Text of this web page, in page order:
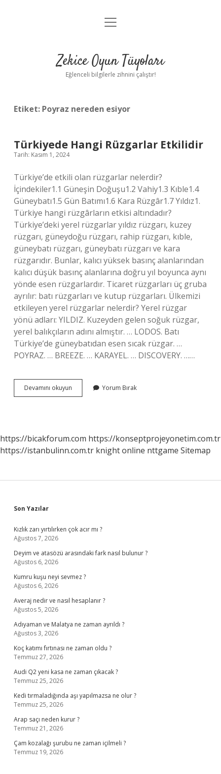
Anasayfa
Yasal Uyarı
menüyü
Zekice Oyun Tüyoları
Eğlenceli bilgilerle zihnini çalıştır!
Etiket: Poyraz nereden esiyor
Türkiyede Hangi Rüzgarlar Etkilidir
Tarih: Kasım 1, 2024
Türkiye’de etkili olan rüzgarlar nelerdir?
İçindekiler1.1 Güneşin Doğuşu1.2 Vahiy1.3 Kıble1.4
Güneybatı1.5 Gün Batımı1.6 Kara Rüzgâr1.7 Yıldız1.
Türkiye hangi rüzgârların etkisi altındadır?
Türkiye’deki yerel rüzgarlar yıldız rüzgarı, kuzey
rüzgarı, güneydoğu rüzgarı, rahip rüzgarı, kıble,
güneybatı rüzgarı, güneybatı rüzgarı ve kara
rüzgarıdır. Bunlar, kalıcı yüksek basınç alanlarından
kalıcı düşük basınç alanlarına doğru yıl boyunca aynı
yönde esen rüzgarlardır. Ticaret rüzgarları üç gruba
ayrılır: batı rüzgarları ve kutup rüzgarları. Ülkemizi
etkileyen yerel rüzgarlar nelerdir? Yerel rüzgar
yönü adları: YILDIZ. Kuzeyden gelen soğuk rüzgar,
yerel balıkçıların adını almıştır. … LODOS. Batı
Türkiye’de güneybatıdan esen sıcak rüzgar. …
POYRAZ. … BREEZE. … KARAYEL. … DISCOVERY. ……
Devamını okuyun Türkiyede
Hangi
Yorum Bırak
https://bicakforum.com https://konseptprojeyonetim.com.tr
https://istanbulinn.com.tr knight online nttgame Sitemap
Sidebar
Son Yazılar
Kızlık zarı yırtılırken çok acır mı ?
Ağustos 7, 2026
Deyim ve atasözü arasındaki fark nasıl bulunur ?
Ağustos 6, 2026
Kumru kuşu neyi sevmez ?
Ağustos 6, 2026
Averaj nedir ve nasıl hesaplanır ?
Ağustos 5, 2026
Adıyaman ve Malatya ne zaman ayrıldı ?
Ağustos 3, 2026
Koç katımı fırtınası ne zaman oldu ?
Temmuz 27, 2026
Audi Q2 yeni kasa ne zaman çıkacak ?
Temmuz 25, 2026
Kedi tırmaladığında aşı yapılmazsa ne olur ?
Temmuz 25, 2026
Arap saçı neden kurur ?
Temmuz 21, 2026
Çam kozalağı şurubu ne zaman içilmeli ?
Temmuz 19, 2026